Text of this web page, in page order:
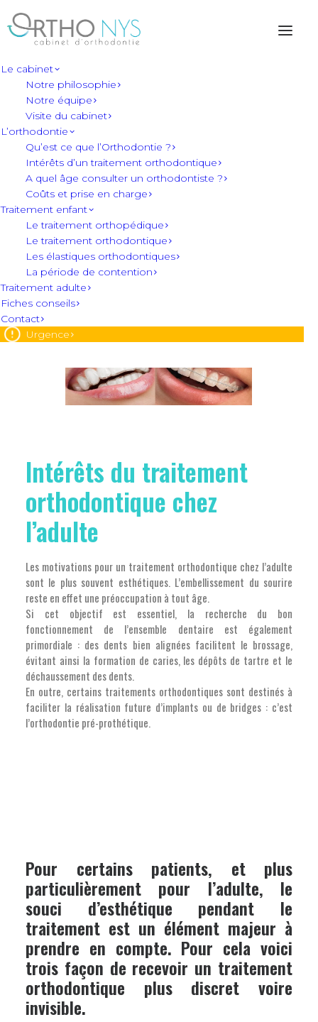
Le cabinet
Notre philosophie
Notre équipe
Visite du cabinet
L’orthodontie
Qu’est ce que l’Orthodontie ?
Intérêts d’un traitement orthodontique
A quel âge consulter un orthodontiste ?
Coûts et prise en charge
Traitement enfant
Le traitement orthopédique
Le traitement orthodontique
Les élastiques orthodontiques
La période de contention
Traitement adulte
Fiches conseils
Contact
Urgence
L’orthodontie
chez l'adulte
Intérêts du traitement
orthodontique chez
l’adulte
Les motivations pour un traitement orthodontique chez l’adulte
sont le plus souvent esthétiques. L’embellissement du sourire
reste en effet une préoccupation à tout âge.
Si cet objectif est essentiel, la recherche du bon
fonctionnement de l’ensemble dentaire est également
primordiale : des dents bien alignées facilitent le brossage,
évitant ainsi la formation de caries, les dépôts de tartre et le
déchaussement des dents.
En outre, certains traitements orthodontiques sont destinés à
faciliter la réalisation future d’implants ou de bridges : c’est
l’orthodontie pré-prothétique.
Pour certains patients, et plus
particulièrement pour l’adulte, le
souci d’esthétique pendant le
traitement est un élément majeur à
prendre en compte. Pour cela voici
trois façon de recevoir un traitement
orthodontique plus discret voire
invisible.